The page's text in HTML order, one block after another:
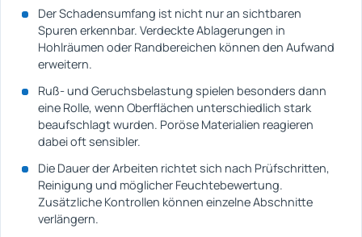
Der Schadensumfang ist nicht nur an sichtbaren
Spuren erkennbar. Verdeckte Ablagerungen in
Hohlräumen oder Randbereichen können den Aufwand
erweitern.
Ruß- und Geruchsbelastung spielen besonders dann
eine Rolle, wenn Oberflächen unterschiedlich stark
beaufschlagt wurden. Poröse Materialien reagieren
dabei oft sensibler.
Die Dauer der Arbeiten richtet sich nach Prüfschritten,
Reinigung und möglicher Feuchtebewertung.
Zusätzliche Kontrollen können einzelne Abschnitte
verlängern.